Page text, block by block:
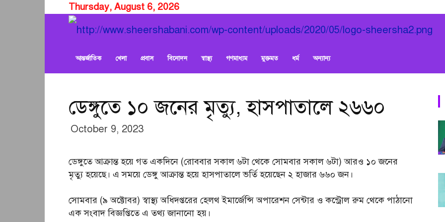
Thursday, August 6, 2026
আন্তর্জাতিক খেলা প্রবাস বিনোদন স্বাস্থ্য গণমাধ্যম মুক্তমত ধর্ম অন্যান্য
ডেঙ্গুতে ১০ জনের মৃত্যু, হাসপাতালে ২৬৬০
October 9, 2023
ডেঙ্গুতে আক্রান্ত হয়ে গত একদিনে (রোববার সকাল ৬টা থেকে সোমবার সকাল ৬টা) আরও ১০ জনের
মৃত্যু হয়েছে। এ সময়ে ডেঙ্গু আক্রান্ত হয়ে হাসপাতালে ভর্তি হয়েছেন ২ হাজার ৬৬০ জন।
সোমবার (৯ অক্টোবর) স্বাস্থ্য অধিদপ্তরের হেলথ ইমার্জেন্সি অপারেশন সেন্টার ও কন্ট্রোল রুম থেকে পাঠানো
এক সংবাদ বিজ্ঞপ্তিতে এ তথ্য জানানো হয়।